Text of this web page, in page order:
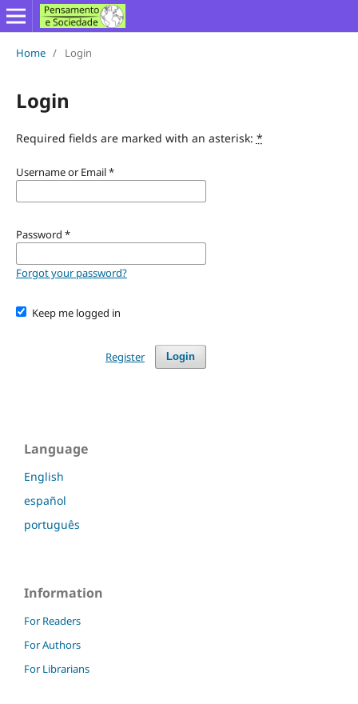
Home / Login
Login
Required fields are marked with an asterisk: *
Username or Email*
Password *
Forgot your password?
Keep me logged in
Login
Register
Language
English
español
português
Information
For Readers
For Authors
For Librarians